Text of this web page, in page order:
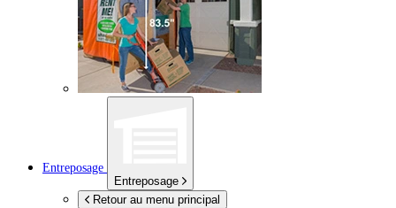
Entreposage
Entreposage
Retour au menu principal